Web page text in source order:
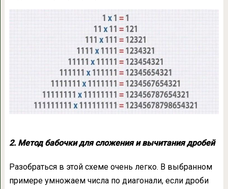
2. Метод бабочки для сложения и вычитания дробей
Разобраться в этой схеме очень легко. В выбранном
примере умножаем числа по диагонали, если дроби